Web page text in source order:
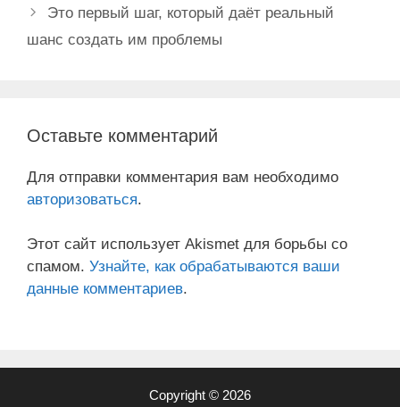
Это первый шаг, который даёт реальный
шанс создать им проблемы
Оставьте комментарий
Для отправки комментария вам необходимо
авторизоваться.
Этот сайт использует Akismet для борьбы со
спамом. Узнайте, как обрабатываются ваши
данные комментариев.
Copyright © 2026